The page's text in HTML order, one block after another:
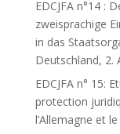
EDCJFA n°14 :
zweisprachige
in das
Deutschland, 2.
EDCJFA n° 15:
protection
l’Allemagne et